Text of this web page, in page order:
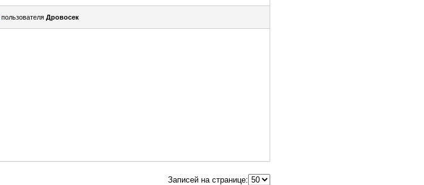
пользователя Дровосек
Записей на странице: